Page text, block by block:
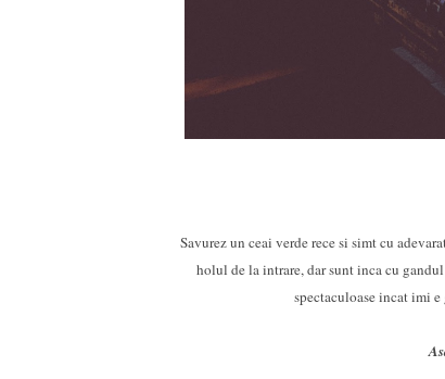
Savurez un ceai verde rece si simt cu
holul de la intrare, dar sunt inca cu
spectaculoase incat imi e